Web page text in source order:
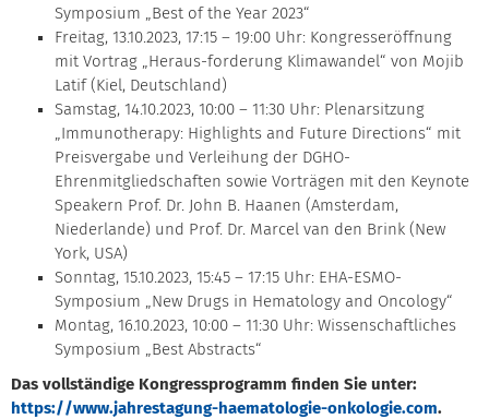
Symposium „Best of the Year 2023“
Freitag, 13.10.2023, 17:15 – 19:00 Uhr: Kongresseröffnung
mit Vortrag „Heraus-forderung Klimawandel“ von Mojib
Latif (Kiel, Deutschland)
Samstag, 14.10.2023, 10:00 – 11:30 Uhr: Plenarsitzung
„Immunotherapy: Highlights and Future Directions“ mit
Preisvergabe und Verleihung der DGHO-
Ehrenmitgliedschaften sowie Vorträgen mit den Keynote
Speakern Prof. Dr. John B. Haanen (Amsterdam,
Niederlande) und Prof. Dr. Marcel van den Brink (New
York, USA)
Sonntag, 15.10.2023, 15:45 – 17:15 Uhr: EHA-ESMO-
Symposium „New Drugs in Hematology and Oncology“
Montag, 16.10.2023, 10:00 – 11:30 Uhr: Wissenschaftliches
Symposium „Best Abstracts“
Das vollständige Kongressprogramm finden Sie unter:
https://www.jahrestagung-haematologie-onkologie.com.